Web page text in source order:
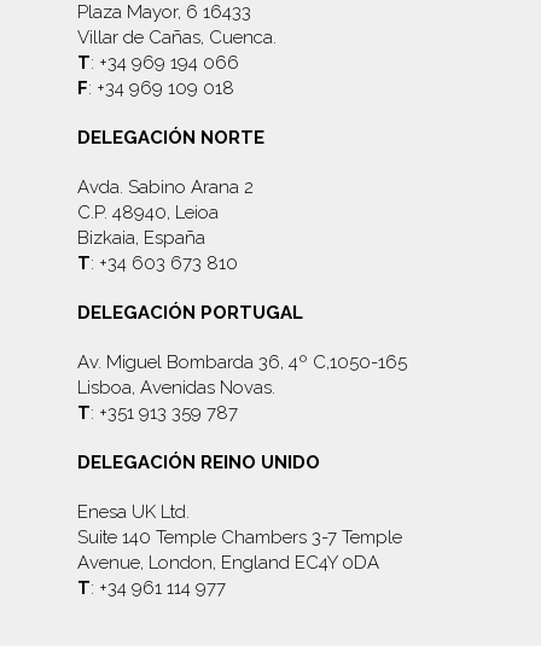
Plaza Mayor, 6 16433
Villar de Cañas, Cuenca.
T: +34 969 194 066
F: +34 969 109 018
DELEGACIÓN NORTE
Avda. Sabino Arana 2
C.P. 48940, Leioa
Bizkaia, España
T: +34 603 673 810
DELEGACIÓN PORTUGAL
Av. Miguel Bombarda 36, 4º C,1050-165
Lisboa, Avenidas Novas.
T: +351 913 359 787
DELEGACIÓN REINO UNIDO
Enesa UK Ltd.
Suite 140 Temple Chambers 3-7 Temple
Avenue, London, England EC4Y 0DA
T: +34 961 114 977